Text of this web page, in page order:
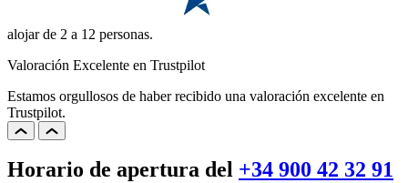
alojar de 2 a 12 personas.
Valoración Excelente en Trustpilot
Estamos orgullosos de haber recibido una valoración excelente en
Trustpilot.
Horario de apertura del +34 900 42 32 91